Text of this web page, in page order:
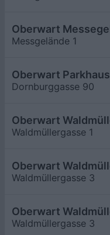
Oberwart
Messgelände 1
Oberwart
Dornburggasse 90
Oberwart
Waldmüllergasse 1
Oberwart
Waldmüllergasse 3
Oberwart
Waldmüllergasse 3